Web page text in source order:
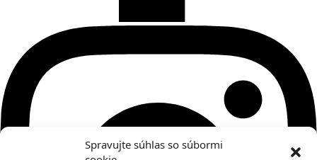
Spravujte súhlas so súbormi